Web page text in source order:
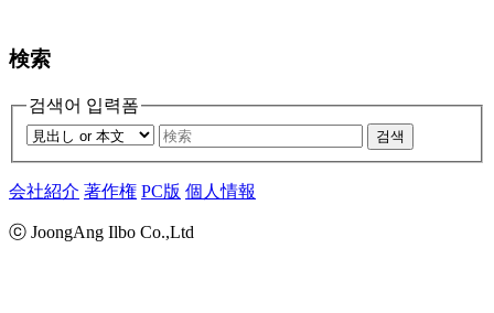
検索
검색어 입력폼
검색
会社紹介 著作権 PC版 個人情報
ⓒ JoongAng Ilbo Co.,Ltd